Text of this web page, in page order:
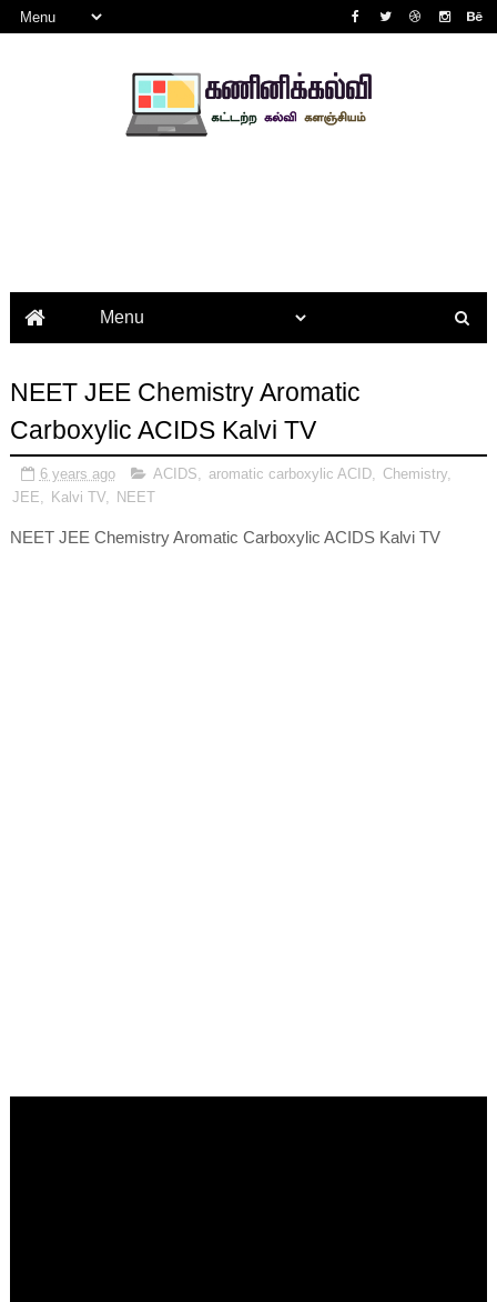
NEET JEE Chemistry Aromatic
Carboxylic ACIDS Kalvi TV
6 years ago ACIDS aromatic carboxylic ACID, Chemistry,
JEE
Kalvi TV, NEET
NEET JEE Chemistry Aromatic Carboxylic ACIDS Kalvi TV